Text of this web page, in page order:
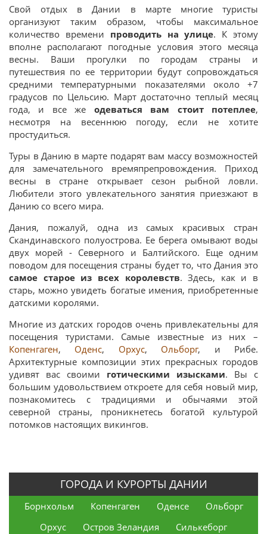
Свой отдых в Дании в марте многие туристы
организуют таким образом, чтобы максимальное
количество времени проводить на улице. К этому
вполне располагают погодные условия этого месяца
весны. Ваши прогулки по городам страны и
путешествия по ее территории будут сопровождаться
средними температурными показателями около +7
градусов по Цельсию. Март достаточно теплый месяц
года, и все же одеваться вам стоит потеплее,
несмотря на весеннюю погоду, если не хотите
простудиться.
Туры в Данию в марте подарят вам массу возможностей
для замечательного времяпрепровождения. Приход
весны в стране открывает сезон рыбной ловли.
Любители этого увлекательного занятия приезжают в
Данию со всего мира.
Дания, пожалуй, одна из самых красивых стран
Скандинавского полуострова. Ее берега омывают воды
двух морей - Северного и Балтийского. Еще одним
поводом для посещения страны будет то, что Дания это
самое старое из всех королевств. Здесь, как и в
старь, можно увидеть богатые имения, приобретенные
датскими королями.
Многие из датских городов очень привлекательны для
посещения туристами. Самые известные из них –
Копенгаген, Оденс, Орхус, Ольборг, и Рибе.
Архитектурные композиции этих прекрасных городов
удивят вас своими готическими изысками. Вы с
большим удовольствием откроете для себя новый мир,
познакомитесь с традициями и обычаями этой
северной страны, проникнетесь богатой культурой
потомков настоящих викингов.
ГОРОДА И КУРОРТЫ ДАНИИ
Борнхольм Копенгаген Оденсе
Ольборг
Орхус
Остров Зеландия Силькеборг